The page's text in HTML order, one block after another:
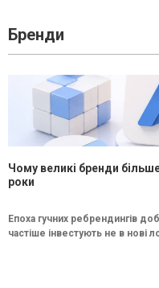
Бренди
Чому великі бренди
роки
Епоха гучних ребрендингів
частіше інвестують не в нові